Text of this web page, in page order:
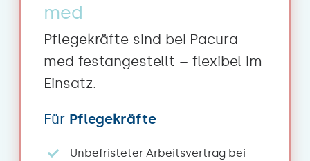
med
Pflegekräfte sind bei Pacura
med festangestellt – flexibel im
Einsatz.
Für Pflegekräfte
Unbefristeter Arbeitsvertrag bei